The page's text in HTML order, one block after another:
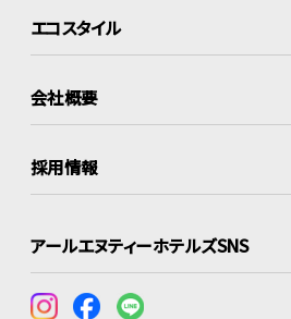
エコスタイル
会社概要
採用情報
アールエヌティーホテルズSNS